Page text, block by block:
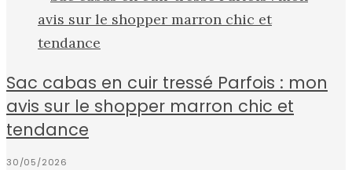
Sac cabas en cuir tressé Parfois : mon
avis sur le shopper marron chic et
tendance
30/05/2026